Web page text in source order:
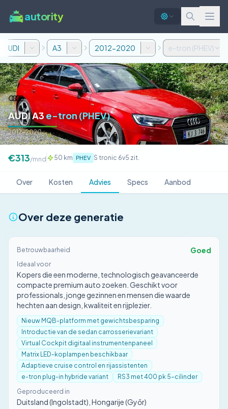
autority
AUDI A3 2012-2020 e-tron (PHEV)
AUDI A3e-tron (PHEV)
2012-2020
€313/mnd 50 km PHEV S tronic 6v5 zit.
Over Kosten Advies Specs Aanbod
Over deze generatie
Betrouwbaarheid Goed
Ideaal voor
Kopers die een moderne, technologisch geavanceerde
compacte premium auto zoeken. Geschikt voor
professionals, jonge gezinnen en mensen die waarde
hechten aan design, kwaliteit en rijplezier.
Nieuw MQB-platform met gewichtsbesparing
Introductie van de sedan carrosserievariant
Virtual Cockpit digitaal instrumentenpaneel
Matrix LED-koplampen beschikbaar
Adaptieve cruise control en rijassistenten
e-tron plug-in hybride variant
RS3 met 400 pk 5-cilinder
Geproduceerd in
Duitsland (Ingolstadt), Hongarije (Győr)